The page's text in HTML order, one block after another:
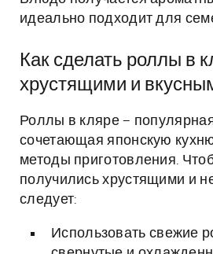
идеально подходит для
Как сделать роллы в
хрустящими и
Роллы в кляре – популярная
сочетающая японскую
методы приготовления.
получились хрустящими и
следует:
Использовать свежие